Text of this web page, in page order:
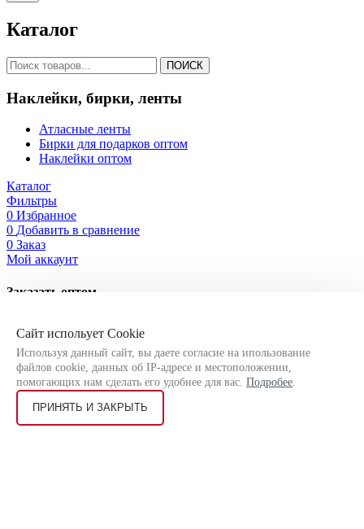
Сайт испольует Cookie
Используя данный сайт, вы даете согласие на ипользование
файлов cookie, данных об IP-адресе и местоположении,
помогающих нам сделать его удобнее для вас. Подробее.
ПРИНЯТЬ И ЗАКРЫТЬ
Каталог
ПОИСК
Наклейки, бирки, ленты
Атласные ленты
Бирки для подарков оптом
Наклейки оптом
Каталог
Фильтры
0 Избранное
0 Добавить в сравнение
0 Заказ
Мой аккаунт
Заказать оптом
с Вами!